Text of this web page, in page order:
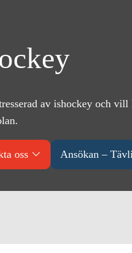
av ishockey och
oss Ansökan –